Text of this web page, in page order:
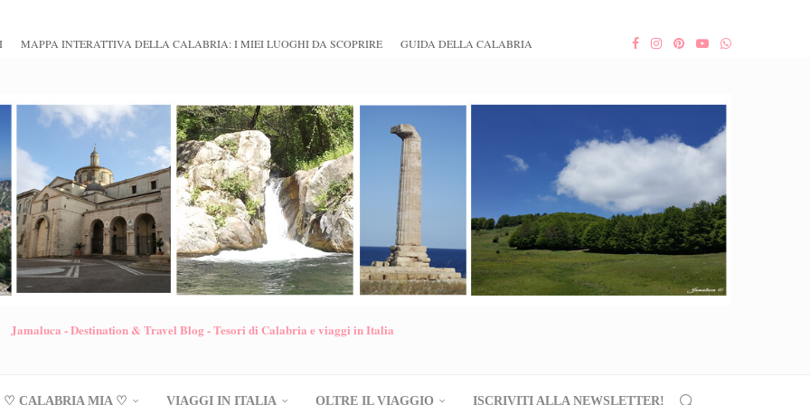
MAPPA INTERATTIVA DELLA CALABRIA: I MIEI LUOGHI DA SCOPRIRE GUIDA DELLA CALABRIA
Jamaluca - Destination & Travel Blog - Tesori di Calabria e viaggi in Italia
♡ CALABRIA MIA ♡ VIAGGI IN ITALIA OLTRE IL VIAGGIO ISCRIVITI ALLA NEWSLETTER!